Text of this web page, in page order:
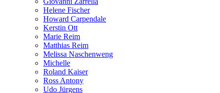
Helene Fischer
Howard Carpendale
Kerstin Ott
Marie Reim
Matthias Reim
Melissa Naschenweng
Michelle
Roland Kaiser
Ross Antony
Udo Jürgens